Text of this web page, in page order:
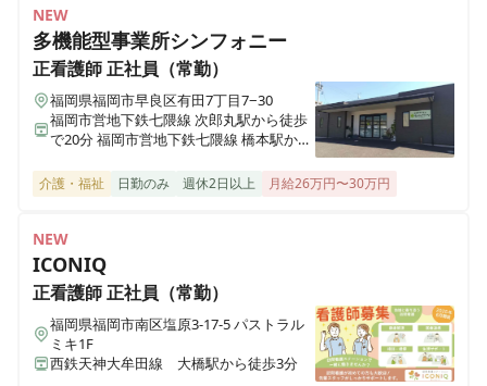
千葉県柏市根戸445-2
メディス千葉浜野
千葉県千葉市中央区浜野町234-3
東京都足立区南花畑三丁目35-10
グリーンライフ仲池上
東京都大田区仲池上一丁目27-20
NEW
多機能型事業所シンフォニー
正看護師正社員（常勤）
福岡県福岡市早良区有田7丁目7−30
福岡市営地下鉄七隈線 次郎丸駅から徒歩
で20分 福岡市営地下鉄七隈線 橋本駅から
介護・福祉 日勤のみ 週休2日以上 月給26万円〜30万円
NEW
ICONIQ
正看護師正社員（常勤）
福岡県福岡市南区塩原3-17-5 パストラル
ミキ1F
西鉄天神大牟田線 大橋駅から徒歩3分